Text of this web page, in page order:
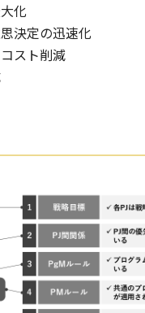
化
決定の迅速化
スト削減